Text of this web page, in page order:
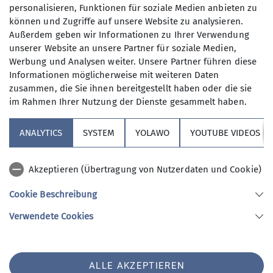
unterwegs sind.
Wer kann sich das wochentags
leisten?
Nun, alle die aus dem Berufsleben
ausgeschieden sind oder sonst über
ihre Zeit frei verfügen können und
körperlich in guter Verfassung sind.
Neben anspruchvollen Bergtouren
(bis ca. 1400 Höhenmeter) stehen
auch leichtere Berg- und
Flachwanderungen (ca. 15 bis 20 km)
auf unserem Programm. Dazu kommen
Kulturfahrten und -veranstaltungen
Wanderwoche in den Bergen sowie im
An den Tourentagen werden die
unterschiedlichsten Unternehmungen
Anmeldung bis
31.03.2025
Maximale Teilnehmeranzahl
12
Sektion Vierseenland des Deutschen Alpenvereins e.V.
Hauptstraße 42
personalisieren, Funktionen für soziale Medien anbieten zu
können und Zugriffe auf unsere Website zu analysieren.
Außerdem geben wir Informationen zu Ihrer Verwendung
unserer Website an unsere Partner für soziale Medien,
Werbung und Analysen weiter. Unsere Partner führen diese
Informationen möglicherweise mit weiteren Daten
zusammen, die Sie ihnen bereitgestellt haben oder die sie
im Rahmen Ihrer Nutzung der Dienste gesammelt haben.
ANALYTICS SYSTEM YOLAWO YOUTUBE VIDEOS
Akzeptieren (Übertragung von Nutzerdaten und Cookie)
Cookie Beschreibung
Verwendete Cookies
ALLE AKZEPTIEREN